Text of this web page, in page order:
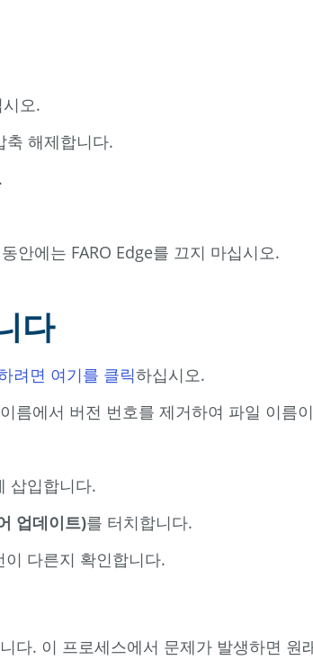
오.
축 해제합니다.
안에는 FARO Edge를 끄지 마십시오.
다
려면 여기를 클릭하십시오.
름에서 버전 번호를 제거하여 파일 이름이
삽입합니다.
업데이트)를 터치합니다.
다른지 확인합니다.
다. 이 프로세스에서 문제가 발생하면